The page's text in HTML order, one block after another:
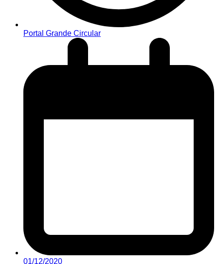
Portal Grande Circular
01/12/2020